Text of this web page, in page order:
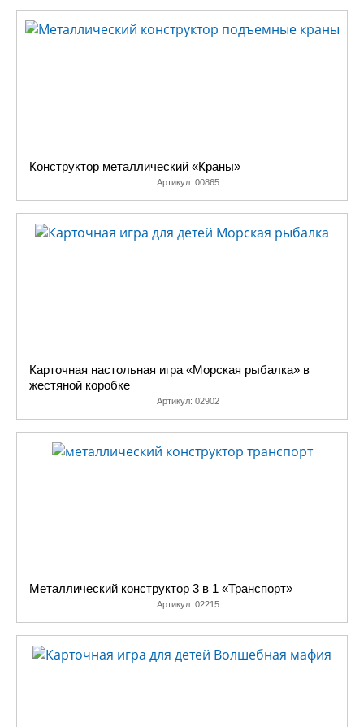
Конструктор металлический «Краны»
Артикул: 00865
Карточная настольная игра «Морская рыбалка» в
жестяной коробке
Артикул: 02902
Металлический конструктор 3 в 1 «Транспорт»
Артикул: 02215